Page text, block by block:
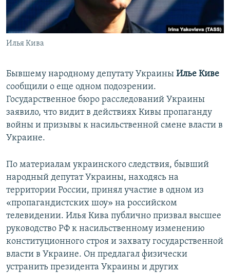
ПОБЕДИТЕЛЕЙ НЕ СУДЯТ?
КРЫМ.НЕПОКОРЕННЫЙ
ELIFBE
ПРИСОЕДИНЯЙТЕСЬ!
Все сайты RFE/RL
Илья Кива
Бывшему народному депутату Украины Илье Киве
сообщили о еще одном подозрении.
Государственное бюро расследований Украины
заявило, что видит в действиях Кивы пропаганду
войны и призывы к насильственной смене власти в
Украине.
По материалам украинского следствия, бывший
народный депутат Украины, находясь на
территории России, принял участие в одном из
«пропагандистских шоу» на российском
телевидении. Илья Кива публично призвал высшее
руководство РФ к насильственному изменению
конституционного строя и захвату государственной
власти в Украине. Он предлагал физически
устранить президента Украины и других